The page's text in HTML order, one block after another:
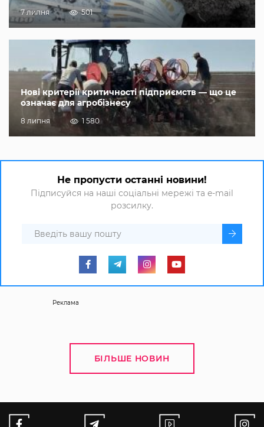
7 липня 501
Нові критерії критичності підприємств — що це
означає для агробізнесу
8 липня 1 580
Не пропусти останні новини!
Підписуйся на наші соціальні мережі та e-mail
розсилку.
Реклама
БІЛЬШЕ НОВИН